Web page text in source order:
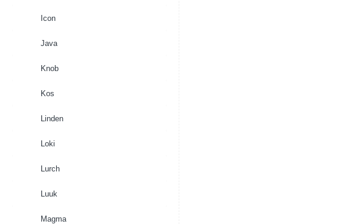
Icon
Java
Knob
Kos
Linden
Loki
Lurch
Luuk
Magma